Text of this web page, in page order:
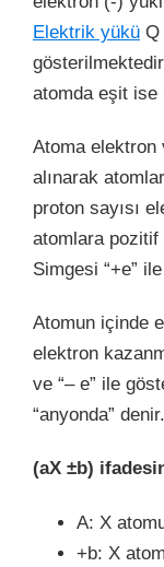
Elektrik yükü Q
atomda eşit ise
Atoma elektron
alınarak
proton sayısı
atomlara
Simgesi “+e”
Atomun içinde
elektron
ve “– e” ile
“anyonda” denir.
(aX ±b)
A: X
+b: X